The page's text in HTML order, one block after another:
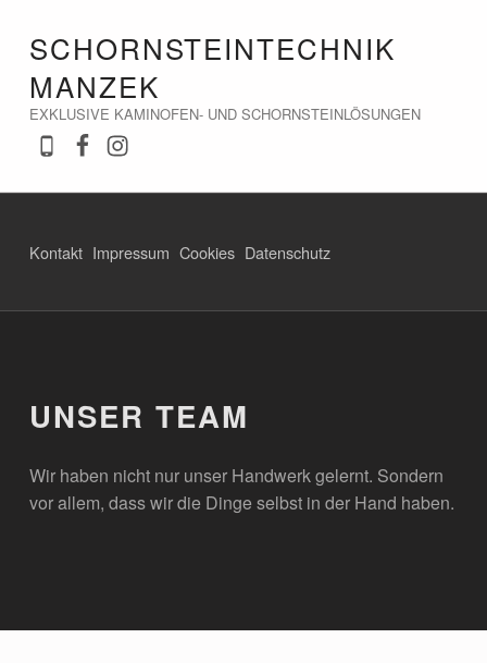
SCHORNSTEINTECHNIK
MANZEK
EXKLUSIVE KAMINOFEN- UND SCHORNSTEINLÖSUNGEN
Rufen Sie uns an
Besuchen Sie uns auf Facebook
Besuchen Sie uns auf Instagram
Kontakt Impressum Cookies Datenschutz
UNSER TEAM
Wir haben nicht nur unser Handwerk gelernt. Sondern
vor allem, dass wir die Dinge selbst in der Hand haben.